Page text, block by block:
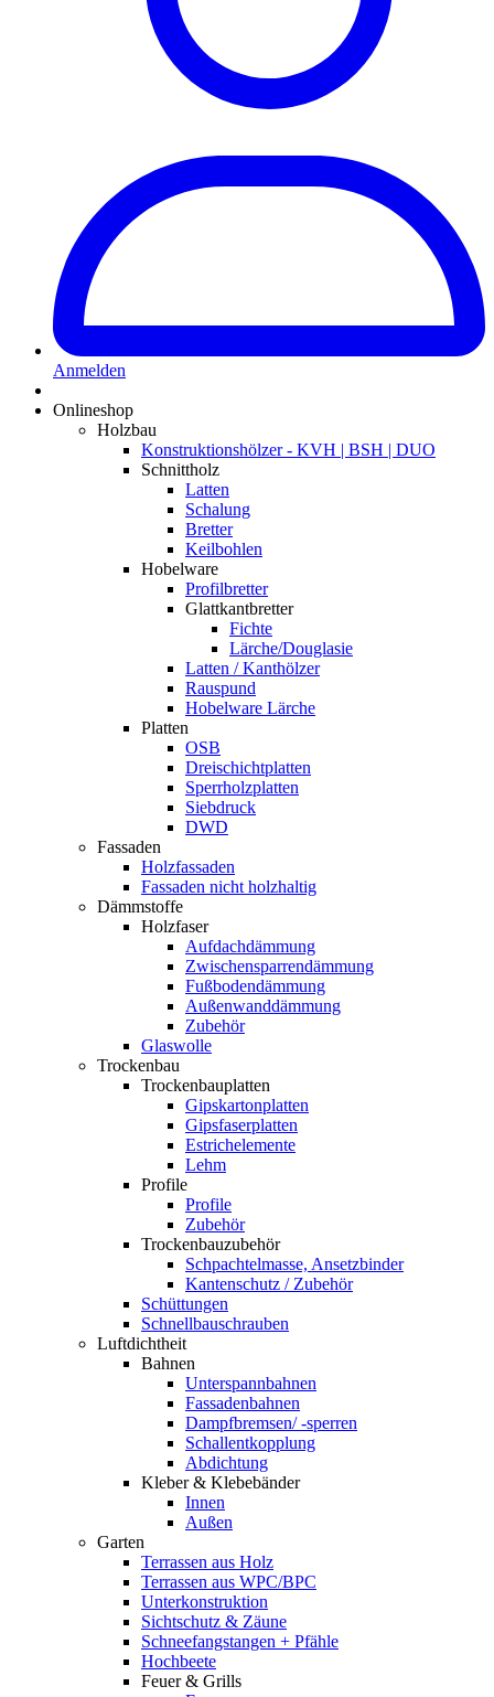
Anmelden
Onlineshop
Holzbau
Konstruktionshölzer - KVH | BSH | DUO
Schnittholz
Latten
Schalung
Bretter
Keilbohlen
Hobelware
Profilbretter
Glattkantbretter
Fichte
Lärche/Douglasie
Latten / Kanthölzer
Rauspund
Hobelware Lärche
Platten
OSB
Dreischichtplatten
Sperrholzplatten
Siebdruck
DWD
Fassaden
Holzfassaden
Fassaden nicht holzhaltig
Dämmstoffe
Holzfaser
Aufdachdämmung
Zwischensparrendämmung
Fußbodendämmung
Außenwanddämmung
Zubehör
Glaswolle
Trockenbau
Trockenbauplatten
Gipskartonplatten
Gipsfaserplatten
Estrichelemente
Lehm
Profile
Profile
Zubehör
Trockenbauzubehör
Schpachtelmasse, Ansetzbinder
Kantenschutz / Zubehör
Schüttungen
Schnellbauschrauben
Luftdichtheit
Bahnen
Unterspannbahnen
Fassadenbahnen
Dampfbremsen/ -sperren
Schallentkopplung
Abdichtung
Kleber & Klebebänder
Innen
Außen
Garten
Terrassen aus Holz
Terrassen aus WPC/BPC
Unterkonstruktion
Sichtschutz & Zäune
Schneefangstangen + Pfähle
Hochbeete
Feuer & Grills